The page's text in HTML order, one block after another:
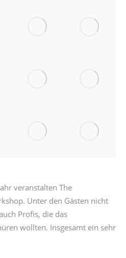
veranstalten The
Unter den Gästen nicht
Profis, die das
wollten. Insgesamt ein sehr